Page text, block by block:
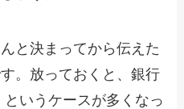
と決まってから伝えた
。放っておくと、銀行
いうケースが多くなっ